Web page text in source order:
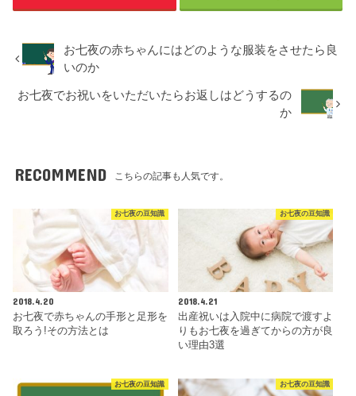
お七夜の赤ちゃんにはどのような服装をさせたら良
いのか
お七夜でお祝いをいただいたらお返しはどうするの
か
RECOMMEND こちらの記事も人気です。
お七夜の豆知識
2018.4.20
お七夜で赤ちゃんの手形と足形を
取ろう!その方法とは
お七夜の豆知識
2018.4.21
出産祝いは入院中に病院で渡すよ
りもお七夜を過ぎてからの方が良
い理由3選
お七夜の豆知識 お七夜の豆知識